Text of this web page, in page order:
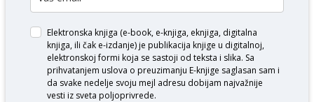
Elektronska knjiga (e-book, e-knjiga, eknjiga, digitalna
knjiga, ili čak e-izdanje) je publikacija knjige u digitalnoj,
elektronskoj formi koja se sastoji od teksta i slika. Sa
prihvatanjem uslova o preuzimanju E-knjige saglasan sam i
da svake nedelje svoju mejl adresu dobijam najvažnije
vesti iz sveta poljoprivrede.